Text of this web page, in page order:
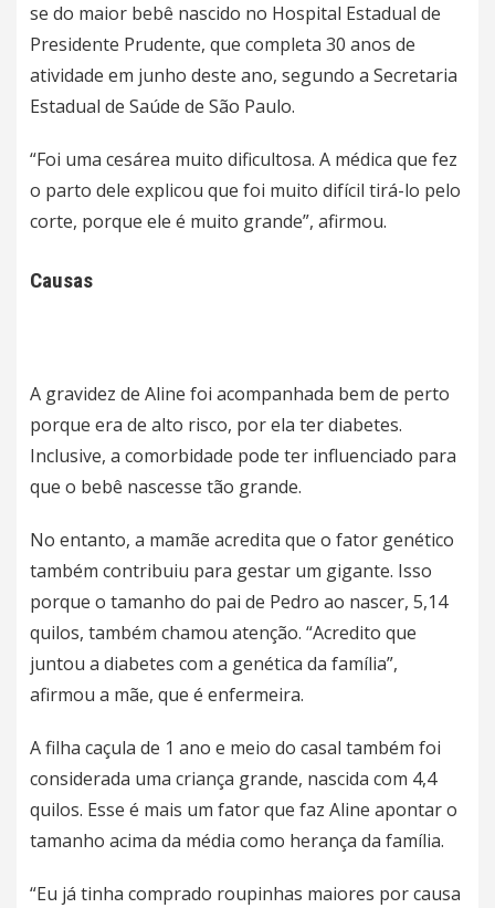
se do maior bebê nascido no Hospital Estadual de
Presidente Prudente, que completa 30 anos de
atividade em junho deste ano, segundo a Secretaria
Estadual de Saúde de São Paulo.
“Foi uma cesárea muito dificultosa. A médica que fez
o parto dele explicou que foi muito difícil tirá-lo pelo
corte, porque ele é muito grande”, afirmou.
Causas
A gravidez de Aline foi acompanhada bem de perto
porque era de alto risco, por ela ter diabetes.
Inclusive, a comorbidade pode ter influenciado para
que o bebê nascesse tão grande.
No entanto, a mamãe acredita que o fator genético
também contribuiu para gestar um gigante. Isso
porque o tamanho do pai de Pedro ao nascer, 5,14
quilos, também chamou atenção. “Acredito que
juntou a diabetes com a genética da família”,
afirmou a mãe, que é enfermeira.
A filha caçula de 1 ano e meio do casal também foi
considerada uma criança grande, nascida com 4,4
quilos. Esse é mais um fator que faz Aline apontar o
tamanho acima da média como herança da família.
“Eu já tinha comprado roupinhas maiores por causa